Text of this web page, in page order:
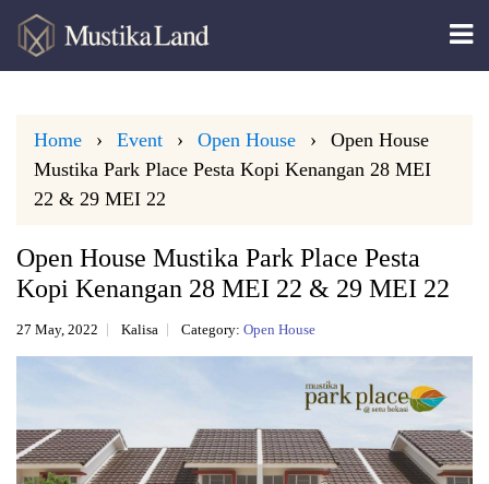
Home Event Open House
Open House
Mustika Park Place Pesta Kopi Kenangan 28 MEI
22 & 29 MEI 22
Open House Mustika Park Place Pesta
Kopi Kenangan 28 MEI 22 & 29 MEI 22
27 May, 2022 Kalisa Category: Open House